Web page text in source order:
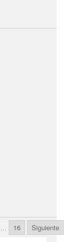
... 16 Siguiente